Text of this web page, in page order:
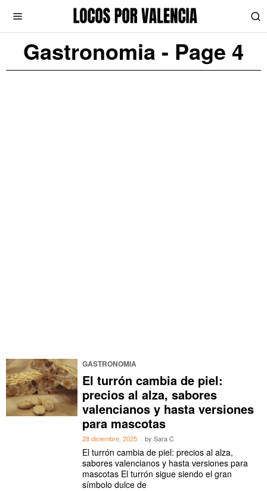
Gastronomia - Page 4
GASTRONOMIA
El turrón cambia de piel:
precios al alza, sabores
valencianos y hasta versiones
para mascotas
28 diciembre, 2025 bySara C
El turrón cambia de piel: precios al alza,
sabores valencianos y hasta versiones para
mascotas El turrón sigue siendo el gran
símbolo dulce de